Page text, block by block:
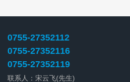
0755-27352112
0755-27352116
0755-27352119
联系人：宋云飞(先生)